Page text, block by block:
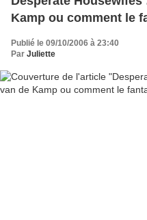
Kamp ou comment le
Publié le 09/10/2006 à 23:40
Par Juliette